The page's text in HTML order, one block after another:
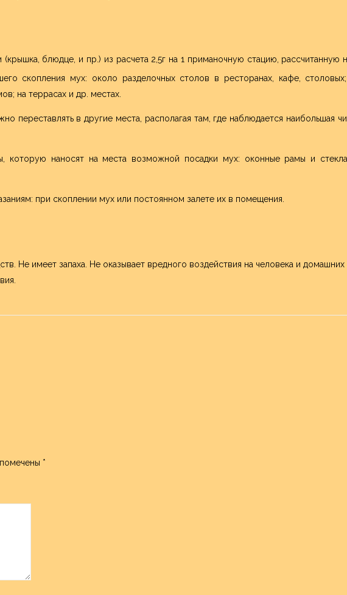
блюдце, и пр.) из расчета 2,5г на 1 приманочную стацию, рассчитанную
скопления мух: около разделочных столов в ресторанах, кафе,
на террасах и др. местах.
переставлять в другие места, располагая там, где наблюдается наибольшая
которую наносят на места возможной посадки мух: оконные рамы и
при скоплении мух или постоянном залете их в помещения.
Не имеет запаха. Не оказывает вредного воздействия на человека и домашних
*